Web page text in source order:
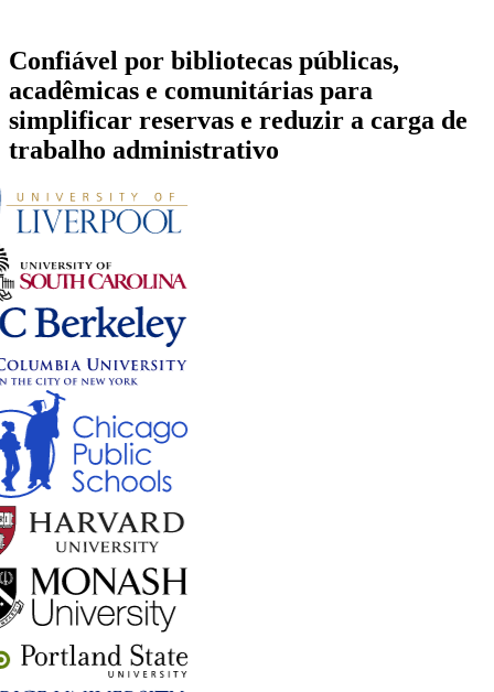
Confiável por bibliotecas públicas,
acadêmicas e comunitárias para
simplificar reservas e reduzir a carga de
trabalho administrativo